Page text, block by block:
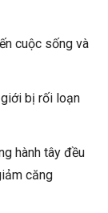
cuộc sống và
bị rối loạn
hành tây đều
căng